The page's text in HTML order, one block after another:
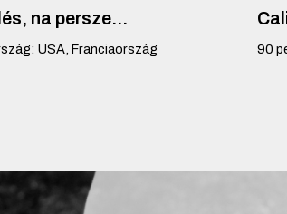
na persze...
: USA, Franciaország 90